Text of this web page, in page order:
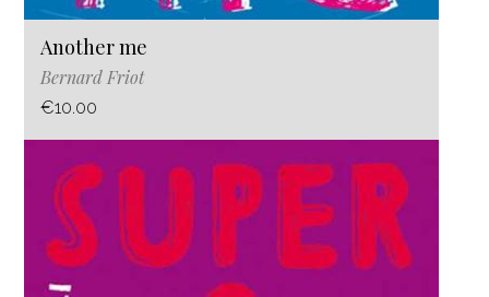
Another me
Bernard Friot
€10.00